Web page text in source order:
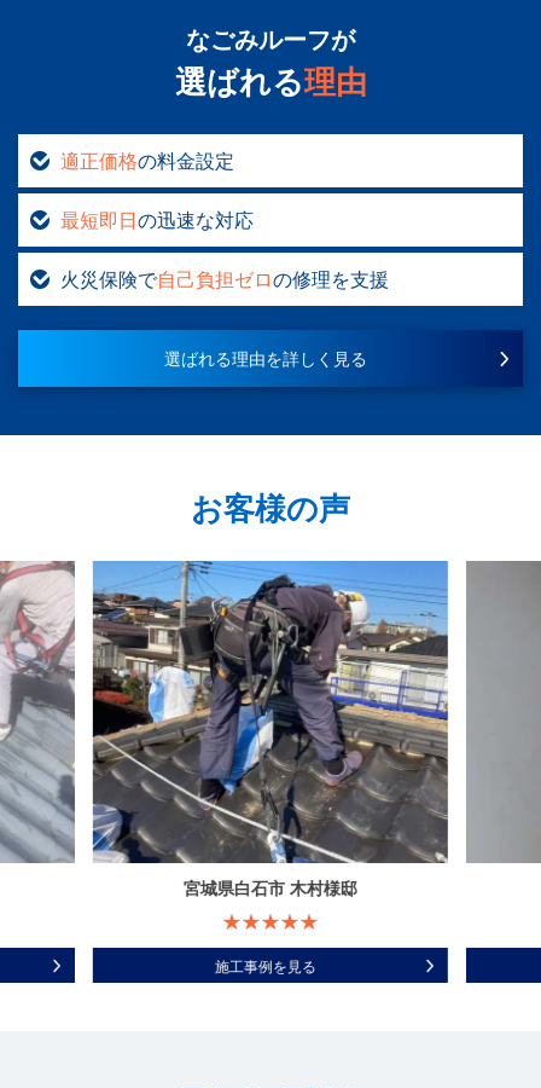
なごみルーフが
選ばれる理由
適正価格の料金設定
最短即日の迅速な対応
火災保険で自己負担ゼロの修理を支援
選ばれる理由を詳しく見る
お客様の声
宮城県白石市 木村様邸
施工事例を見る